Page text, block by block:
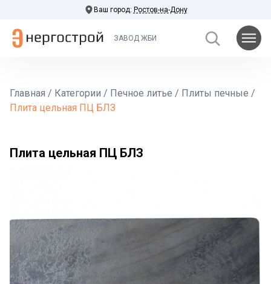
Ваш город: Ростов-на-Дону
ЗАВОД ЖБИ
Главная / Категории / Печное литье / Плиты печные /
Плита цельная ПЦ БЛЗ
Плита цельная ПЦ БЛЗ